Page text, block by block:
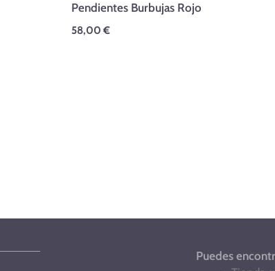
Pendientes Burbujas Rojo
58,00 €
Puedes